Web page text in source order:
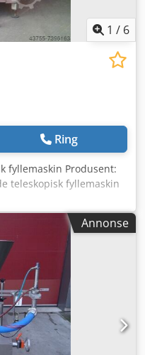
1 / 6
Ring
fyllemaskin Produsent:
teleskopisk fyllemaskin
000 bokser/time
høyre Mål: L x B x H
1.500 kg Strømtilførsel:
6 Bar Funksjoner: inn- og
avledningsplater
fra topp-
produktnivåkontroll
med elektrisk gir-
sett Merknad: uten
is”-tilstand eller tilpasses
Annonse